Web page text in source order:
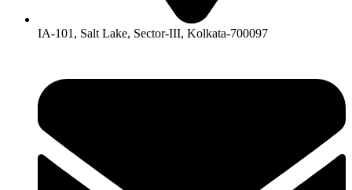
IA-101, Salt Lake, Sector-III, Kolkata-700097